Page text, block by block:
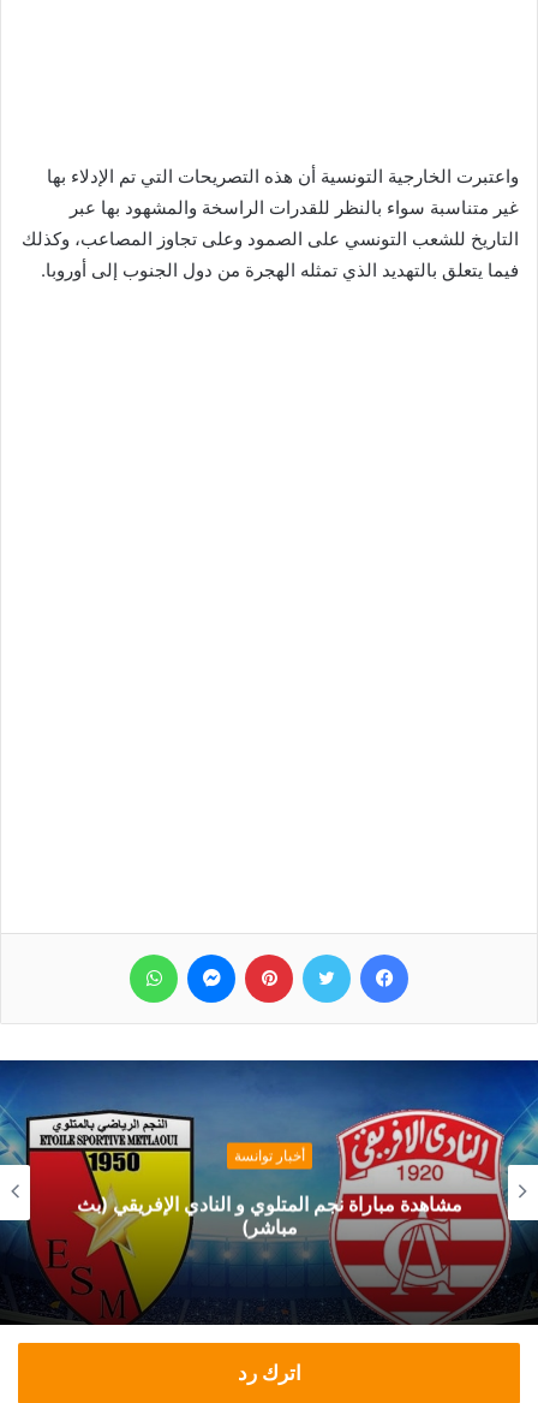
واعتبرت الخارجية التونسية أن هذه التصريحات التي تم الإدلاء بها
غیر متناسبة سواء بالنظر للقدرات الراسخة والمشهود بها عبر
التاريخ للشعب التونسي على الصمود وعلى تجاوز المصاعب، وكذلك
فيما يتعلق بالتهديد الذي تمثله الهجرة من دول الجنوب إلى أوروبا.
فيسبوك تويتر بينتيريست ماسنجر
أخبار توانسة
مشاهدة مباراة نجم المتلوي و النادي الإفريقي (بث
مباشر)
اترك رد